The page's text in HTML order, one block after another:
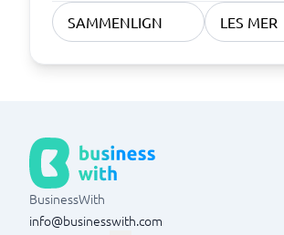
SAMMENLIGN LES MER
BusinessWith
info@businesswith.com